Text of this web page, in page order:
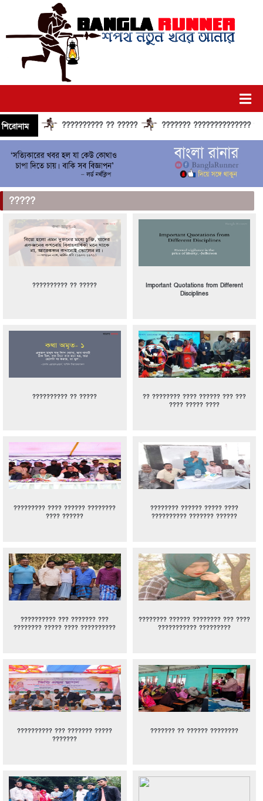
শিরোনাম ?????????? ?? ????? ??????? ??????????????
?????
?????????? ?? ?????
Important Quotations from Different
Disciplines
?????????? ?? ?????
?? ???????? ???? ?????? ??? ???
???? ????? ????
????????? ???? ?????? ????????
???? ??????
???????? ?????? ????? ????
?????????? ??????? ??????
?????????? ??? ??????? ???
???????? ????? ???? ??????????
???????? ?????? ???????? ??? ????
??????????? ?????????
?????????? ??? ??????? ?????
???????
??????? ?? ?????? ????????